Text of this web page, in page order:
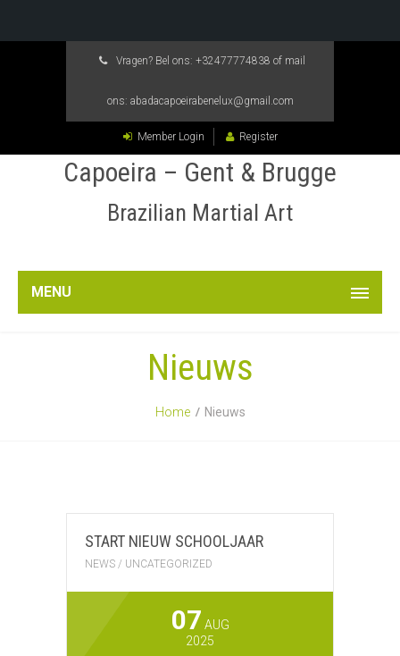
Vragen? Bel ons: +32477774838 of mail
ons: abadacapoeirabenelux@gmail.com
Member Login Register
Capoeira – Gent & Brugge
Brazilian Martial Art
MENU
Nieuws
Home Nieuws
START NIEUW SCHOOLJAAR
NEWS / UNCATEGORIZED
07 AUG
2025